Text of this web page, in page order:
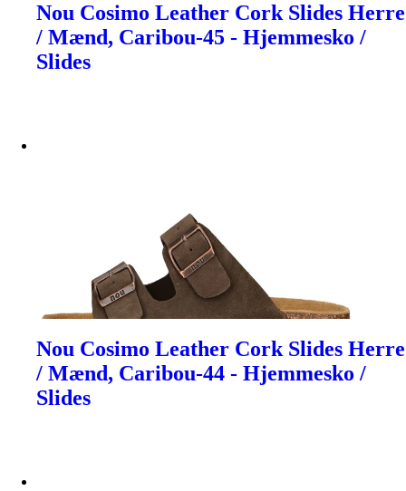
Nou Cosimo Leather Cork Slides Herre
/ Mænd, Caribou-45 - Hjemmesko /
Slides
Nou Cosimo Leather Cork Slides Herre
/ Mænd, Caribou-44 - Hjemmesko /
Slides